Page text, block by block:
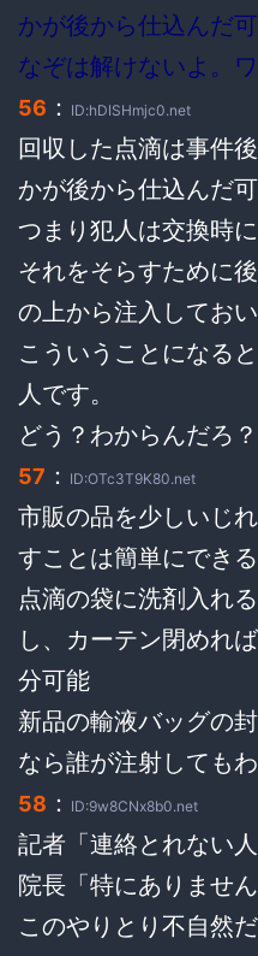
かが後から仕込んだ
なぞは解けないよ。ワ
56 ： ID:hDISHmjc0.net
回収した点滴は事件
かが後から仕込んだ
つまり犯人は交換時
それをそらすために
の上から注入しておい
こういうことになる
人です。
どう？わからんだろ？
57 ： ID:OTc3T9K80.net
市販の品を少しいじ
すことは簡単にできる
点滴の袋に洗剤入れ
し、カーテン閉めれ
分可能
新品の輸液バッグの
なら誰が注射しても
58 ： ID:9w8CNx8b0.net
記者「連絡とれない人
院長「特にありません
このやりとり不自然